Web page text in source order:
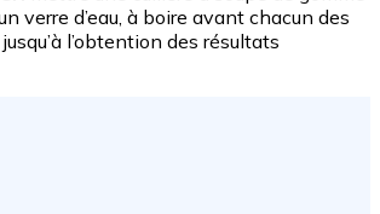
verre d’eau, à boire avant chacun des
l’obtention des résultats